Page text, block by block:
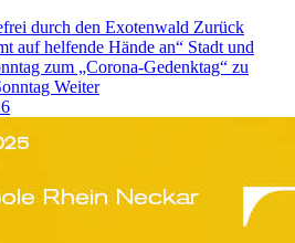
durch den Exotenwald Zurück
auf helfende Hände an“ Stadt und
zum „Corona-Gedenktag“ zu
Weiter